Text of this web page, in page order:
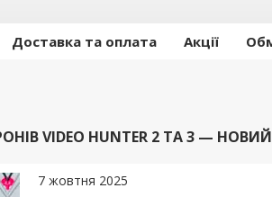
Доставка та оплата Акції
VIDEO HUNTER 2 ТА 3 —
7 жовтня 2025